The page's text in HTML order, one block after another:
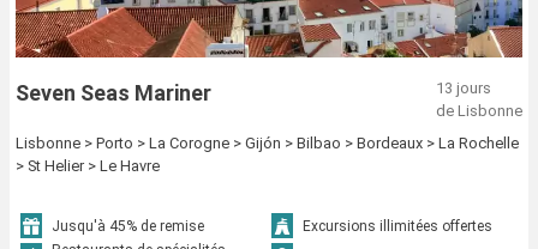
Seven Seas Mariner
13 jours
de Lisbonne
Lisbonne > Porto > La Corogne > Gijón > Bilbao > Bordeaux > La Rochelle
> St Helier > Le Havre
Jusqu'à 45% de remise
Excursions illimitées offertes